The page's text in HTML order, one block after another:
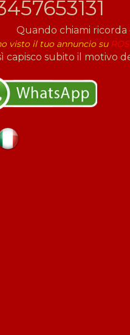
Quando chiami ricorda
visto il tuo annuncio su
capisco subito il motivo